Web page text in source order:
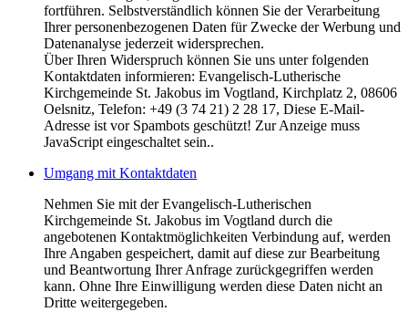
fortführen. Selbstverständlich können Sie der Verarbeitung
Ihrer personenbezogenen Daten für Zwecke der Werbung und
Datenanalyse jederzeit widersprechen.
Über Ihren Widerspruch können Sie uns unter folgenden
Kontaktdaten informieren: Evangelisch-Lutherische
Kirchgemeinde St. Jakobus im Vogtland, Kirchplatz 2, 08606
Oelsnitz, Telefon: +49 (3 74 21) 2 28 17, Diese E-Mail-
Adresse ist vor Spambots geschützt! Zur Anzeige muss
JavaScript eingeschaltet sein..
Umgang mit Kontaktdaten
Nehmen Sie mit der Evangelisch-Lutherischen
Kirchgemeinde St. Jakobus im Vogtland durch die
angebotenen Kontaktmöglichkeiten Verbindung auf, werden
Ihre Angaben gespeichert, damit auf diese zur Bearbeitung
und Beantwortung Ihrer Anfrage zurückgegriffen werden
kann. Ohne Ihre Einwilligung werden diese Daten nicht an
Dritte weitergegeben.